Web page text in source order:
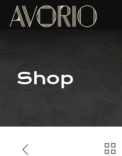
Shop